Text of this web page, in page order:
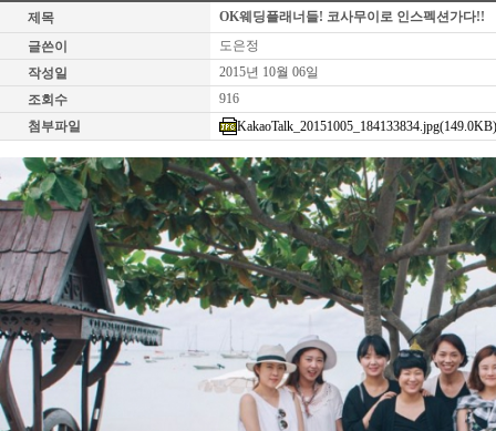
제목
OK웨딩플래너들! 코사무이로 인스펙션가다!!
글쓴이
도은정
작성일
2015년 10월 06일
조회수
916
첨부파일
KakaoTalk_20151005_184133834.jpg(149.0KB)